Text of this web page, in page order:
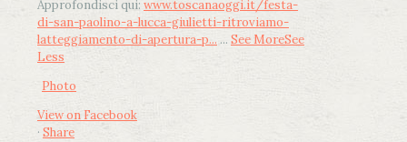
Approfondisci qui: www.toscanaoggi.it/festa-
di-san-paolino-a-lucca-giulietti-ritroviamo-
latteggiamento-di-apertura-p... ... See MoreSee
Less
Photo
View on Facebook
· Share